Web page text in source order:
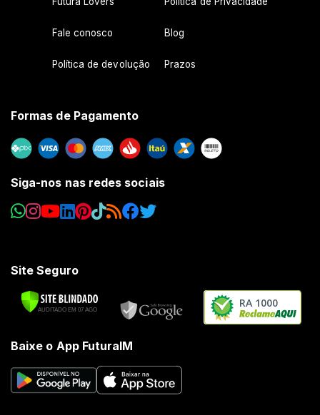
Fale conosco Blog
Política de devolução Prazos
Formas de Pagamento
Siga-nos nas redes sociais
Site Seguro
RA 1000
Baixe o App FuturaIM